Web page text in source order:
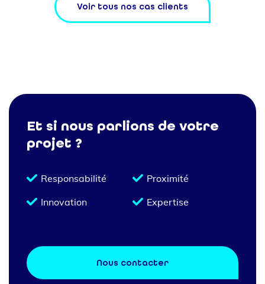
Voir tous nos cas clients
Et si nous parlions de votre
projet ?
Responsabilité
Proximité
Innovation
Expertise
Nous contacter